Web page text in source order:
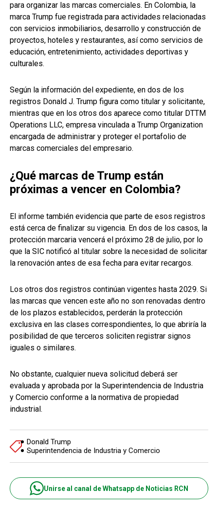
para organizar las marcas comerciales. En Colombia, la
marca Trump fue registrada para actividades relacionadas
con servicios inmobiliarios, desarrollo y construcción de
proyectos, hoteles y restaurantes, así como servicios de
educación, entretenimiento, actividades deportivas y
culturales.
Según la información del expediente, en dos de los
registros Donald J. Trump figura como titular y solicitante,
mientras que en los otros dos aparece como titular DTTM
Operations LLC, empresa vinculada a Trump Organization
encargada de administrar y proteger el portafolio de
marcas comerciales del empresario.
¿Qué marcas de Trump están
próximas a vencer en Colombia?
El informe también evidencia que parte de esos registros
está cerca de finalizar su vigencia. En dos de los casos, la
protección marcaria vencerá el próximo 28 de julio, por lo
que la SIC notificó al titular sobre la necesidad de solicitar
la renovación antes de esa fecha para evitar recargos.
Los otros dos registros continúan vigentes hasta 2029. Si
las marcas que vencen este año no son renovadas dentro
de los plazos establecidos, perderán la protección
exclusiva en las clases correspondientes, lo que abriría la
posibilidad de que terceros soliciten registrar signos
iguales o similares.
No obstante, cualquier nueva solicitud deberá ser
evaluada y aprobada por la Superintendencia de Industria
y Comercio conforme a la normativa de propiedad
industrial.
Donald Trump
Superintendencia de Industria y Comercio
Unirse al canal de Whatsapp de Noticias RCN